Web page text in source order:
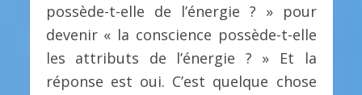
possède-t-elle de l’énergie ? » pour
devenir « la conscience possède-t-elle
les attributs de l’énergie ? » Et la
réponse est oui. C’est quelque chose